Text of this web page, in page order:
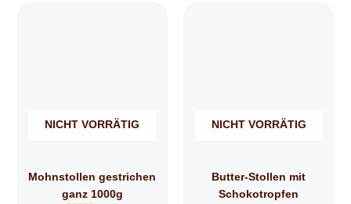
NICHT VORRÄTIG
Mohnstollen gestrichen
ganz 1000g
NICHT VORRÄTIG
Butter-Stollen mit
Schokotropfen